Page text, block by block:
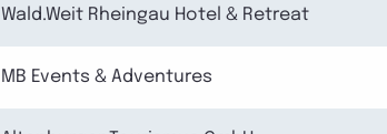
Wald.Weit Rheingau Hotel & Retreat
MB Events & Adventures